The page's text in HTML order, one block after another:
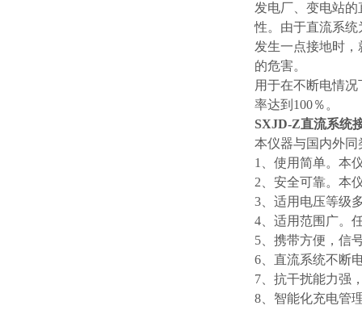
发电厂、变电站
性。由于直流系
发生一点接地时
的危害。
用于在不断电情
率达到100％。
SXJD-Z直流系统
本仪器与国内外
1、使用简单。本
2、安全可靠。本
3、适用电压等级
4、适用范围广。
5、携带方便，信
6、直流系统不断
7、抗干扰能力强
8、智能化充电管